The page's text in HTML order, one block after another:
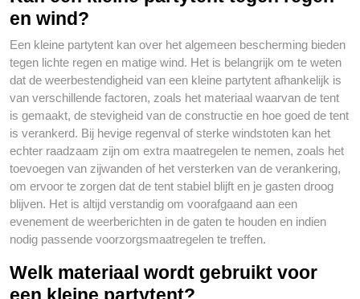
en wind?
Een kleine partytent kan over het algemeen bescherming bieden
tegen lichte regen en matige wind. Het is belangrijk om te weten
dat de weerbestendigheid van een kleine partytent afhankelijk is
van verschillende factoren, zoals het materiaal waarvan de tent
is gemaakt, de stevigheid van de constructie en hoe goed de tent
is verankerd. Bij hevige regenval of sterke windstoten kan het
echter raadzaam zijn om extra maatregelen te nemen, zoals het
toevoegen van zijwanden of het versterken van de verankering,
om ervoor te zorgen dat de tent stabiel blijft en je gasten droog
blijven. Het is altijd verstandig om voorafgaand aan een
evenement de weerberichten in de gaten te houden en indien
nodig passende voorzorgsmaatregelen te treffen.
Welk materiaal wordt gebruikt voor